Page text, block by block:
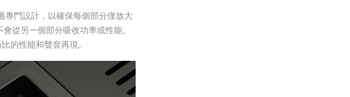
專門設計，以確保每個部分僅放大
從另一個部分吸收功率或性能。
的性能和聲音再現。